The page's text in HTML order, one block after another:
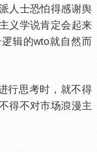
人士恐怕得感谢舆
义学说肯定会起来
辑的wto就自然而
思考时，就不得
得不对市场
漫主